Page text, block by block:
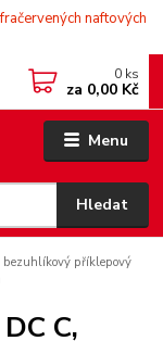
naftových
Menu
Hledat
0 ks
za 0,00 Kč
bezuhlíkový příklepový
C,